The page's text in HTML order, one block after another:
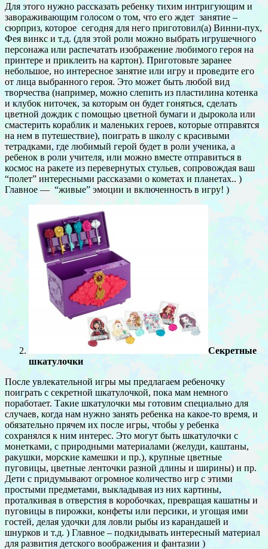
Для этого нужно рассказать ребенку тихим интригующим и
завораживающим голосом о том, что его ждет занятие –
сюрприз, которое сегодня для него приготовил(а) Винни-пух,
Фея винкс и т.д. (для этой роли можно выбрать игрушечного
персонажа или распечатать изображение любимого героя на
принтере и приклеить на картон). Приготовьте заранее
небольшое, но интересное занятие или игру и проведите его
от лица выбранного героя. Это может быть любой вид
творчества (например, можно слепить из пластилина котенка
и клубок ниточек, за которым он будет гоняться, сделать
цветной дождик с помощью цветной бумаги и дырокола или
смастерить кораблик и маленьких героев, которые отправятся
на нем в путешествие), поиграть в школу с красивыми
тетрадками, где любимый герой будет в роли ученика, а
ребенок в роли учителя, или можно вместе отправиться в
космос на ракете из перевернутых стульев, сопровождая ваш
“полет” интересными рассказами о кометах и планетах.. )
Главное — “живые” эмоции и включенность в игру! )
Секретные
шкатулочки
После увлекательной игры мы предлагаем ребеночку
поиграть с секретной шкатулочкой, пока мам немного
поработает. Такие шкатулочки мы готовим специально для
случаев, когда нам нужно занять ребенка на какое-то время, и
обязательно прячем их после игры, чтобы у ребенка
сохранялся к ним интерес. Это могут быть шкатулочки с
монетками, с природными материалами (желуди, каштаны,
ракушки, морские камешки и пр.), крупные цветные
пуговицы, цветные ленточки разной длины и ширины) и пр.
Дети с придумывают огромное количество игр с этими
простыми предметами, выкладывая из них картины,
проталкивая в отверстия в коробочках, превращая кашатны и
пуговицы в пирожки, конфеты или персики, и угощая ими
гостей, делая удочки для ловли рыбы из карандашей и
шнурков и т.д. ) Главное – подкидывать интересный материал
для развития детского воображения и фантазии )